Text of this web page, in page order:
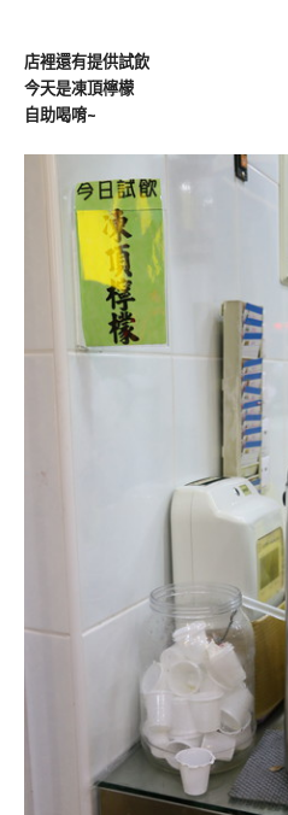
店裡還有提供試飲
今天是凍頂檸檬
自助喝唷~